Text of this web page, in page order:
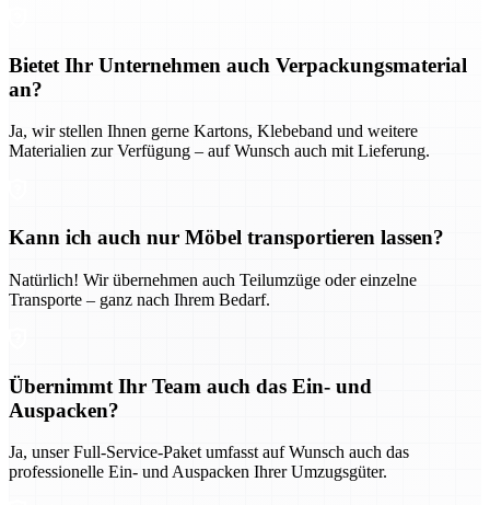
Bietet Ihr Unternehmen auch Verpackungsmaterial
an?
Ja, wir stellen Ihnen gerne Kartons, Klebeband und weitere
Materialien zur Verfügung – auf Wunsch auch mit Lieferung.
Kann ich auch nur Möbel transportieren lassen?
Natürlich! Wir übernehmen auch Teilumzüge oder einzelne
Transporte – ganz nach Ihrem Bedarf.
Übernimmt Ihr Team auch das Ein- und
Auspacken?
Ja, unser Full-Service-Paket umfasst auf Wunsch auch das
professionelle Ein- und Auspacken Ihrer Umzugsgüter.